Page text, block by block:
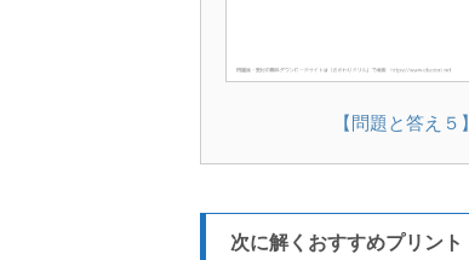
【問題と答え５】
次に解くおすすめプリント